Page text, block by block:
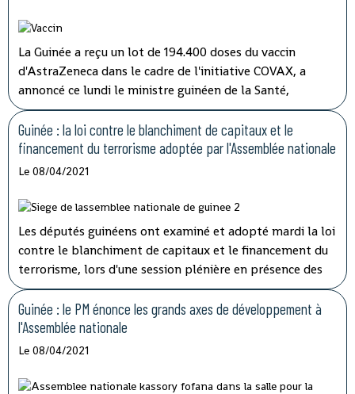
les opérations de lutte contre la corruption.
La Guinée a reçu un lot de 194.400 doses du vaccin
d'AstraZeneca dans le cadre de l'initiative COVAX, a
annoncé ce lundi le ministre guinéen de la Santé,
médécin général Rémy Lamah à la radio nationale.
Guinée : la loi contre le blanchiment de capitaux et le
financement du terrorisme adoptée par l'Assemblée nationale
Le 08/04/2021
Les députés guinéens ont examiné et adopté mardi la loi
contre le blanchiment de capitaux et le financement du
terrorisme, lors d'une session plénière en présence des
membres du gouvernement.
Guinée : le PM énonce les grands axes de développement à
l'Assemblée nationale
Le 08/04/2021